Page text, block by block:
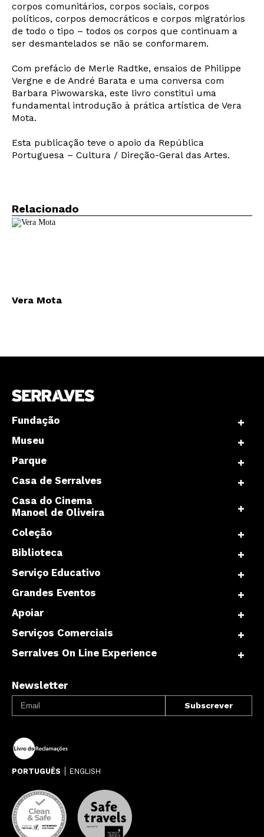
corpos comunitários, corpos sociais, corpos
políticos, corpos democráticos e corpos migratórios
de todo o tipo – todos os corpos que continuam a
ser desmantelados se não se conformarem.
Com prefácio de Merle Radtke, ensaios de Philippe
Vergne e de André Barata e uma conversa com
Barbara Piwowarska, este livro constitui uma
fundamental introdução à prática artística de Vera
Mota.
Esta publicação teve o apoio da República
Portuguesa – Cultura / Direção-Geral das Artes.
Relacionado
Vera Mota
Fundação
Museu
Parque
Casa de Serralves
Casa do Cinema
Manoel de Oliveira
Coleção
Biblioteca
Serviço Educativo
Grandes Eventos
Apoiar
Serviços Comerciais
Serralves On Line Experience
Newsletter
PORTUGUÊS ENGLISH
Interesses